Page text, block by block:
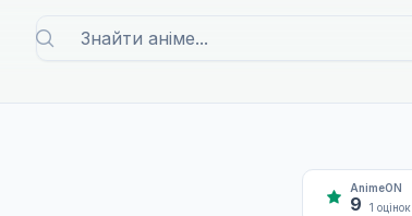
AnimeON
9 1 оцінок